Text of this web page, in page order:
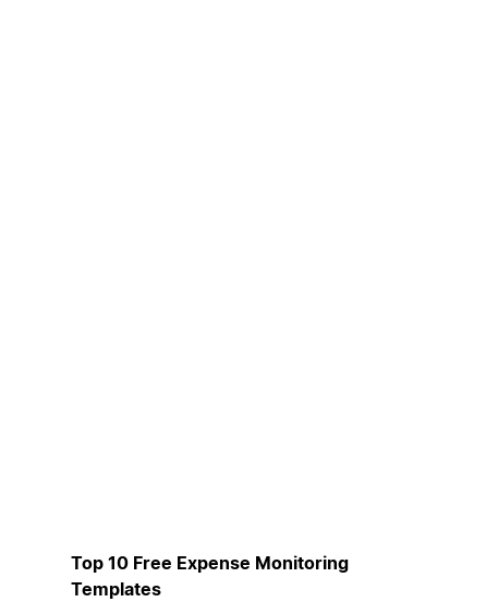
Top 10 Free Expense Monitoring
Templates